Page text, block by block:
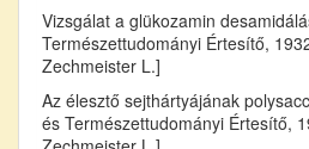
Vizsgálat a glükozamin
Természettudományi Értesítő,
Zechmeister L.]
Az élesztő sejthártyájának
és Természettudományi Értesítő,